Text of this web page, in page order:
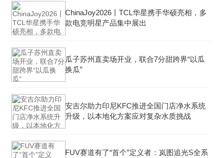
ChinaJoy2026丨TCL华星携手华硕亮相，多
款电竞明星产品集中展出
瓜子苏州直卖场开业，联合7分甜跨界“以瓜
换瓜”
安吉尔助力印尼KFC推进全国门店净水系统
升级，以本地化方案应对复杂水质挑战
FUV赛道有了“首个”定义者：岚图追光S全系